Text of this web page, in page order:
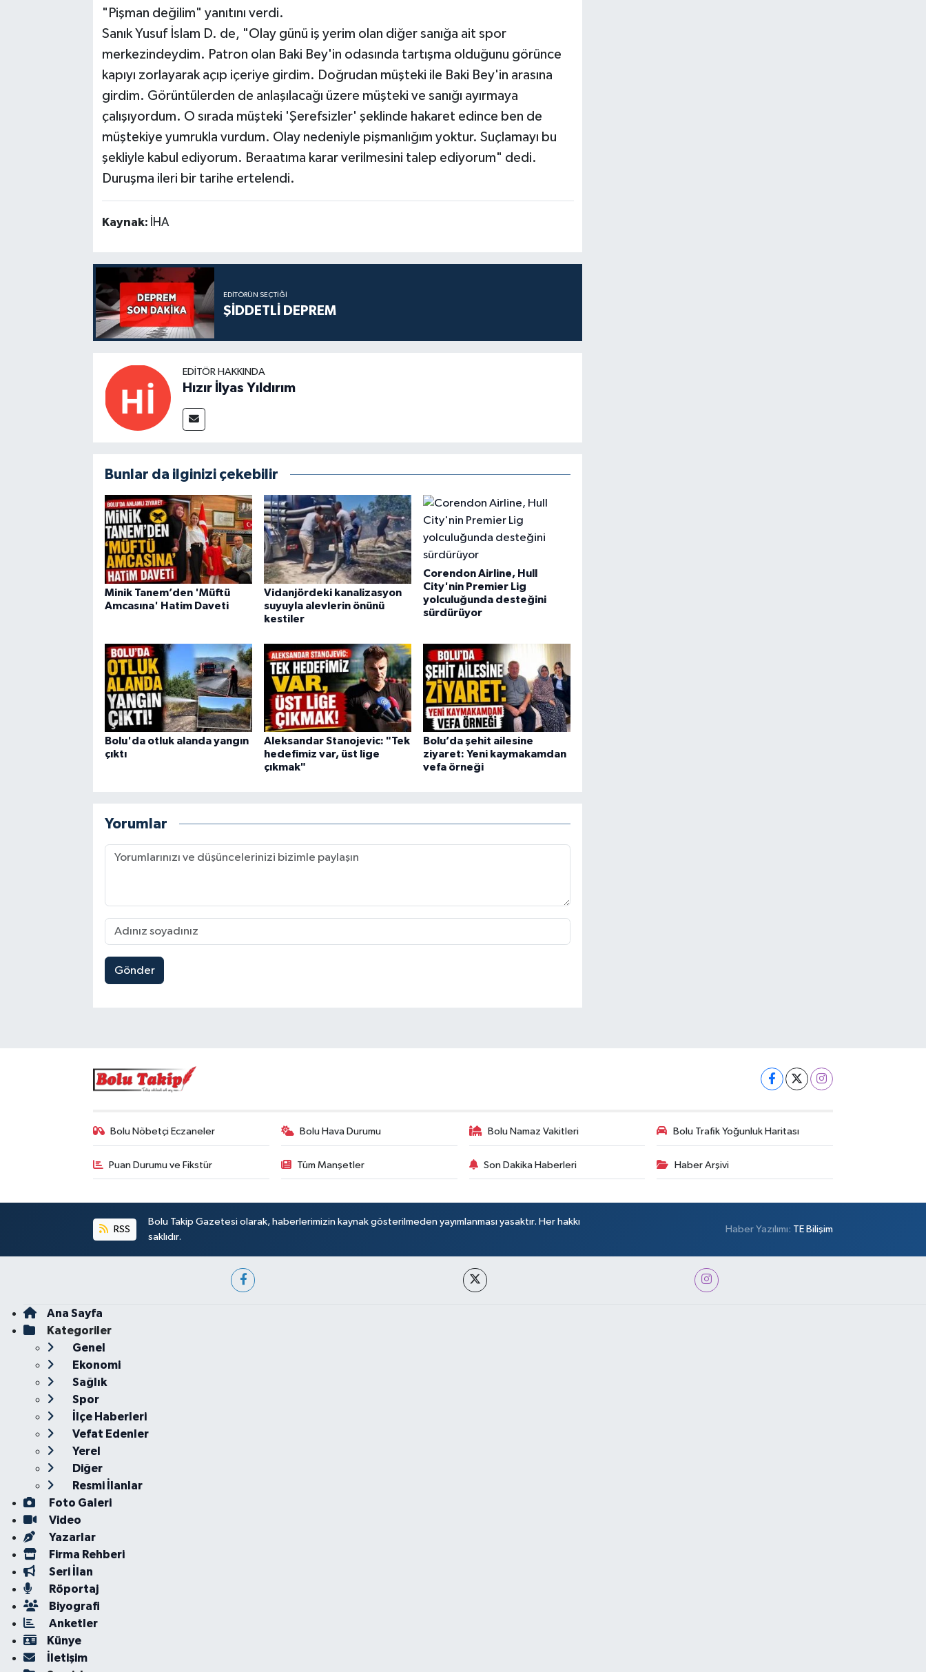
"Pişman değilim" yanıtını verdi.
Sanık Yusuf İslam D. de, "Olay günü iş yerim olan diğer sanığa ait spor
merkezindeydim. Patron olan Baki Bey'in odasında tartışma olduğunu görünce
kapıyı zorlayarak açıp içeriye girdim. Doğrudan müşteki ile Baki Bey'in arasına
girdim. Görüntülerden de anlaşılacağı üzere müşteki ve sanığı ayırmaya
çalışıyordum. O sırada müşteki 'Şerefsizler' şeklinde hakaret edince ben de
müştekiye yumrukla vurdum. Olay nedeniyle pişmanlığım yoktur. Suçlamayı bu
şekliyle kabul ediyorum. Beraatıma karar verilmesini talep ediyorum" dedi.
Duruşma ileri bir tarihe ertelendi.
Kaynak: İHA
EDITÖRÜN SEÇTIĞI
ŞİDDETLİ DEPREM
EDITÖR HAKKINDA
Hızır İlyas Yıldırım
Bunlar da ilginizi çekebilir
Minik Tanem’den 'Müftü
Amcasına' Hatim Daveti
Vidanjördeki kanalizasyon
suyuyla alevlerin önünü
kestiler
Corendon Airline, Hull
City'nin Premier Lig
yolculuğunda desteğini
sürdürüyor
Bolu'da otluk alanda yangın
çıktı
Aleksandar Stanojevic: "Tek
hedefimiz var, üst lige
çıkmak"
Bolu’da şehit ailesine
ziyaret: Yeni kaymakamdan
vefa örneği
Yorumlar
Gönder
Bolu Nöbetçi Eczaneler Bolu Hava Durumu Bolu Namaz Vakitleri Bolu Trafik Yoğunluk Haritası
Puan Durumu ve Fikstür Tüm Manşetler Son Dakika Haberleri Haber Arşivi
RSS
Bolu Takip Gazetesi olarak, haberlerimizin kaynak gösterilmeden yayımlanması yasaktır. Her hakkı
saklıdır.
Haber Yazılımı: TE Bilişim
Ana Sayfa
Kategoriler
Genel
Ekonomi
Sağlık
Spor
İlçe Haberleri
Vefat Edenler
Yerel
Diğer
Resmi İlanlar
Foto Galeri
Video
Yazarlar
Firma Rehberi
Seri İlan
Röportaj
Biyografi
Anketler
Künye
İletişim